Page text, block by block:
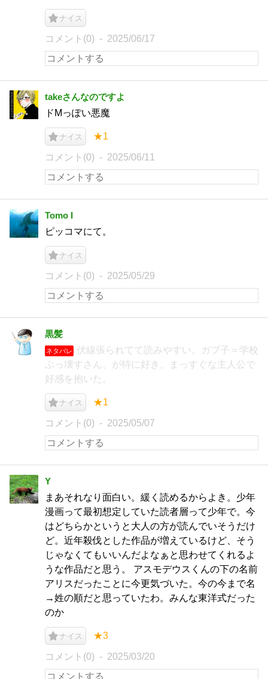
ナイス
コメント(0) 2025/06/17
takeさんなのですよ
ドMっぽい悪魔
ナイス ★1
コメント(0) 2025/06/11
Tomo I
ピッコマにて。
ナイス
コメント(0) 2025/05/29
黒髪
ネタバレ
伏線張られてて読みやすい。ガブ子＝学校
ぶっ壊すさん、が特に好き。まっすぐな主人公で
好感を抱いた。
ナイス ★1
コメント(0) 2025/05/07
Y
まあそれなり面白い。緩く読めるからよき。少年
漫画って最初想定していた読者層って少年で。今
はどちらかというと大人の方が読んでいそうだけ
ど。近年殺伐とした作品が増えているけど、そう
じゃなくてもいいんだよなぁと思わせてくれるよ
うな作品だと思う。 アスモデウスくんの下の名前
アリスだったことに今更気づいた。今の今まで名
→姓の順だと思っていたわ。みんな東洋式だった
のか
ナイス ★3
コメント(0) 2025/03/20